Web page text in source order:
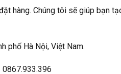
hàng. Chúng tôi sẽ giúp bạn
phố Hà Nội, Việt Nam.